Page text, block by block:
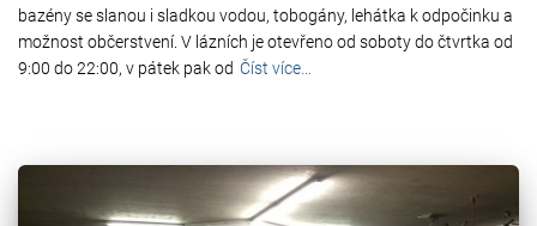
bazény se slanou i sladkou vodou, tobogány, lehátka k odpočinku a
možnost občerstvení. V lázních je otevřeno od soboty do čtvrtka od
9:00 do 22:00, v pátek pak od Číst více…